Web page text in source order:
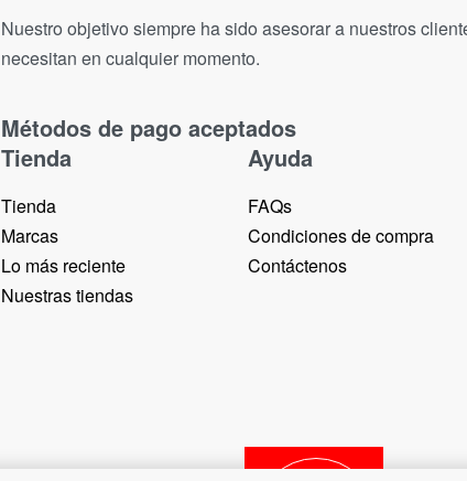
Nuestro objetivo siempre ha sido asesorar a nuestros
necesitan en cualquier momento.
Métodos de pago aceptados
Tienda
Tienda
Marcas
Lo más reciente​
Nuestras tiendas​
Ayuda
FAQs
Condiciones de compra
Contáctenos